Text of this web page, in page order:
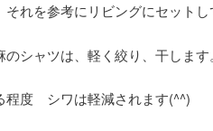
それを参考にリビングにセットし
のシャツは、軽く絞り、干しま
程度 シワは軽減されます(^^)